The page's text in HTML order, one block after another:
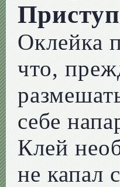
Оклейка
что,
себе
Клей
не капал